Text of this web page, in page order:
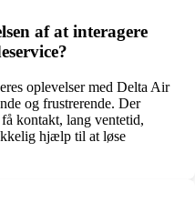
af at interagere
oplevelser med Delta Air
og frustrerende. Der
kontakt, lang ventetid,
hjælp til at løse